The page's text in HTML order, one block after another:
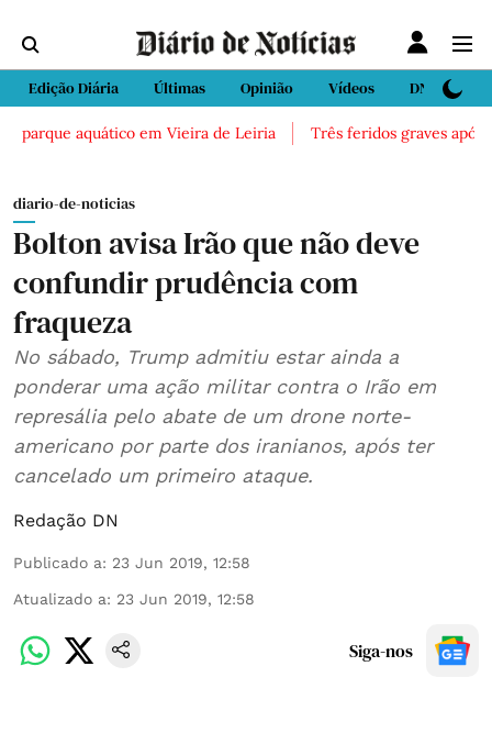
Edição Diária Últimas Opinião Vídeos DN Sport
aquático em Vieira de Leiria Três feridos graves após
diario-de-noticias
Bolton avisa Irão que não deve
confundir prudência com
fraqueza
No sábado, Trump admitiu estar ainda a
ponderar uma ação militar contra o Irão em
represália pelo abate de um drone norte-
americano por parte dos iranianos, após ter
cancelado um primeiro ataque.
Redação DN
Publicado a: 23 Jun 2019, 12:58
Atualizado a: 23 Jun 2019, 12:58
Siga-nos